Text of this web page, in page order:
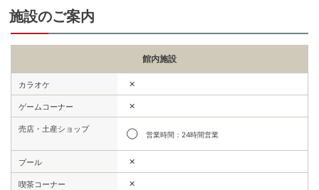
施設のご案内
館内施設
カラオケ ✕
ゲームコーナー ✕
売店・土産ショップ
◯ 営業時間：24時間営業
プール ✕
喫茶コーナー ✕